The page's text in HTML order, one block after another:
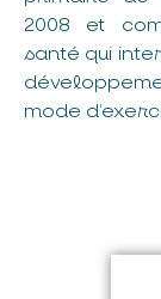
2008 et
santé qui
mode